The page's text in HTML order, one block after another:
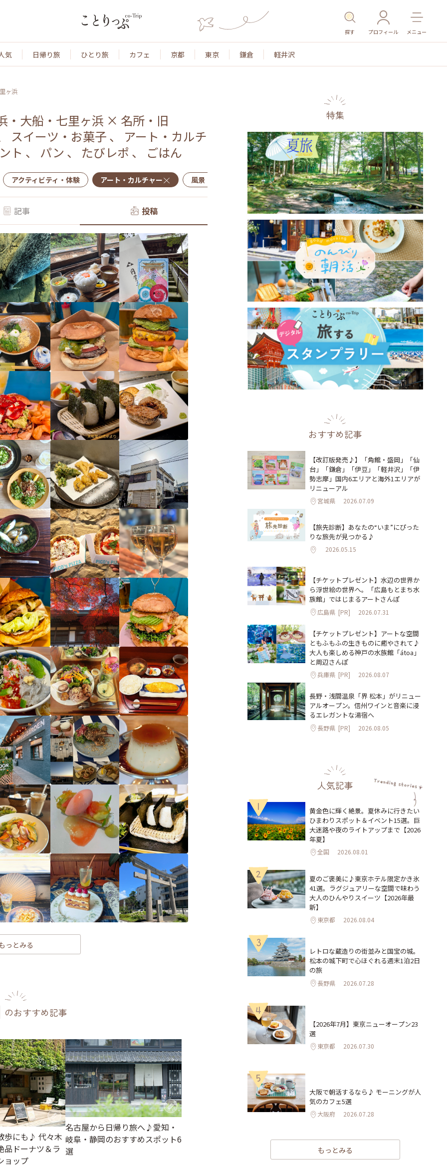
探す プロフィール メニュー
気 日帰り旅 ひとり旅 カフェ 京都 東京 鎌倉 軽井沢
ヶ浜
・大船・七里ヶ浜 × 名所・旧
スイーツ・お菓子 、 アート・カルチ
ト 、 パン 、 たびレポ 、 ごはん
アクティビティ・体験 アート・カルチャー 風景・景色 名所・旧跡 温泉・スパ その他施設
記事 投稿
っとみる
のおすすめ記事
歩にも♪ 代々木
品ドーナツ＆ラ
ョップ
名古屋から日帰り旅へ♪愛知・
岐阜・静岡のおすすめスポット6
選
特集
おすすめ記事
【改訂版発売♪】「角館・盛岡」「仙
台」「鎌倉」「伊豆」「軽井沢」「伊
勢志摩」国内6エリアと海外1エリアが
リニューアル
宮城県 2026.07.09
【旅先診断】あなたの“いま”にぴった
りな旅先が見つかる♪
2026.05.15
【チケットプレゼント】水辺の世界か
ら浮世絵の世界へ。「広島もとまち水
族館」ではじまるアートさんぽ
広島県 [PR] 2026.07.31
【チケットプレゼント】アートな空間
ともふもふの生きものに癒やされて♪
大人も楽しめる神戸の水族館「átoa」
と周辺さんぽ
兵庫県 [PR] 2026.08.07
長野・浅間温泉「界 松本」がリニュー
アルオープン。信州ワインと音楽に浸
るエレガントな湯宿へ
長野県 [PR] 2026.08.05
人気記事
1
黄金色に輝く絶景。夏休みに行きたい
ひまわりスポット＆イベント15選。巨
大迷路や夜のライトアップまで【2026
年夏】
全国 2026.08.01
2
夏のご褒美に♪東京ホテル限定かき氷
41選。ラグジュアリーな空間で味わう
大人のひんやりスイーツ【2026年最
新】
東京都 2026.08.04
3
レトロな蔵造りの街並みと国宝の城。
松本の城下町で心ほぐれる週末1泊2日
の旅
長野県 2026.07.28
4
【2026年7月】東京ニューオープン23
選
東京都 2026.07.30
5
大阪で朝活するなら♪ モーニングが人
気のカフェ5選
大阪府 2026.07.28
もっとみる